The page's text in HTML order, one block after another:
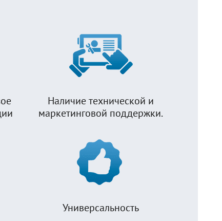
Наличие технической и
маркетинговой поддержки.
Универсальность